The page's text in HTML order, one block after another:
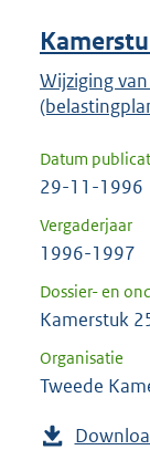
Wijziging
Datum
29-11-1996
Vergaderjaar
1996-1997
Dossier- en
Kamerstuk
Organisatie
Tweede